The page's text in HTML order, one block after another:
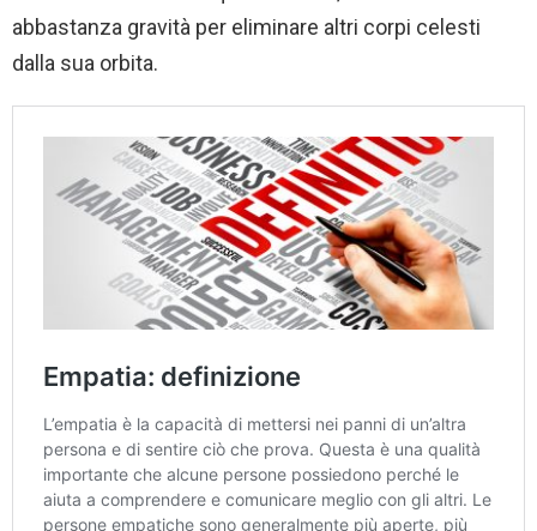
abbastanza gravità per eliminare altri corpi celesti
dalla sua orbita.